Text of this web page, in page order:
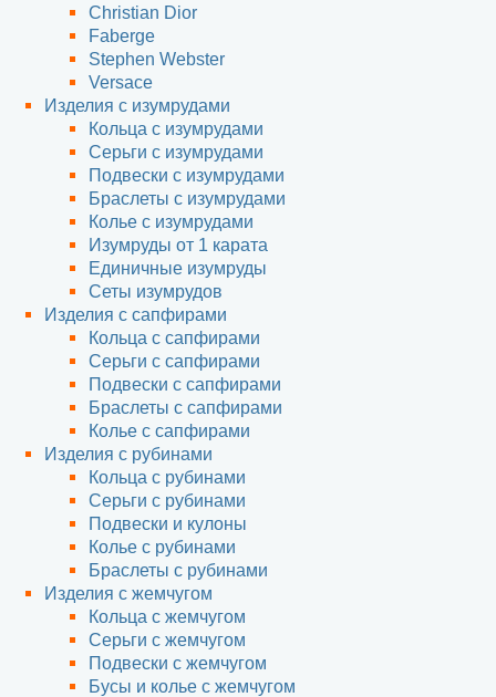
Christian Dior
Faberge
Stephen Webster
Versace
Изделия с изумрудами
Кольца с изумрудами
Серьги с изумрудами
Подвески с изумрудами
Браслеты с изумрудами
Колье с изумрудами
Изумруды от 1 карата
Единичные изумруды
Сеты изумрудов
Изделия с сапфирами
Кольца с сапфирами
Серьги с сапфирами
Подвески с сапфирами
Браслеты с сапфирами
Колье с сапфирами
Изделия с рубинами
Кольца с рубинами
Серьги с рубинами
Подвески и кулоны
Колье с рубинами
Браслеты с рубинами
Изделия с жемчугом
Кольца с жемчугом
Серьги с жемчугом
Подвески с жемчугом
Бусы и колье с жемчугом